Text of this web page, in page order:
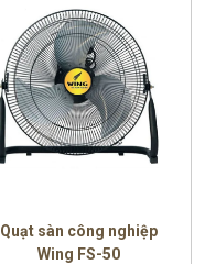
Quạt sàn công nghiệp
Wing FS-50